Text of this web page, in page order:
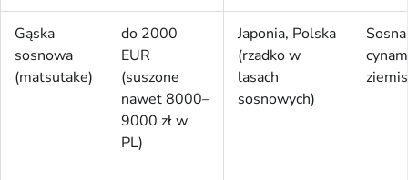
Gąska
sosnowa
(matsutake)
do 2000
EUR
(suszone
nawet 8000–
9000 zł w
PL)
Japonia, Polska
(rzadko w
lasach
sosnowych)